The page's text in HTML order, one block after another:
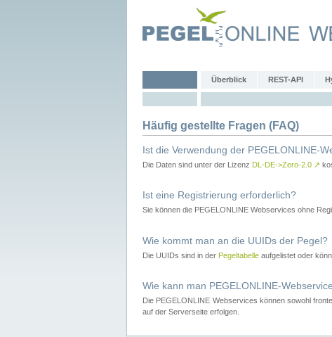
Überblick REST-API
Häufig gestellte Fragen (FAQ)
Ist die Verwendung der PEGELONLINE-
Die Daten sind unter der Lizenz DL-DE->Zero-2.0 ↗
Ist eine Registrierung erforderlich?
Sie können die PEGELONLINE Webservices ohne
Wie kommt man an die UUIDs der Pegel?
Die UUIDs sind in der Pegeltabelle aufgelistet oder
Wie kann man PEGELONLINE-
Die PEGELONLINE Webservices können sowohl
auf der Serverseite erfolgen.